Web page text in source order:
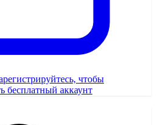
чтобы
бесплатный аккаунт